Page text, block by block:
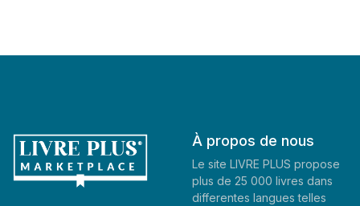
À propos de nous
Le site LIVRE PLUS propose
plus de 25 000 livres dans
differentes langues telles